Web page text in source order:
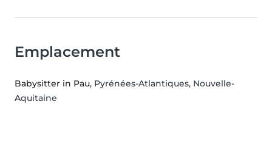
Emplacement
Babysitter in Pau, Pyrénées-Atlantiques, Nouvelle-
Aquitaine